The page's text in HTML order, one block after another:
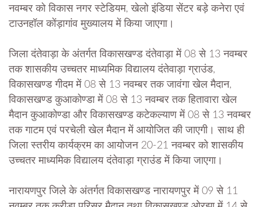
नवम्बर को विकास नगर स्टेडियम, खेलो इंडिया सेंटर बड़े कनेरा एवं
टाउनहॉल कोंड़ागांव मुख्यालय में किया जाएगा।
जिला दंतेवाड़ा के अंतर्गत विकासखण्ड दंतेवाड़ा में 08 से 13 नवम्बर
तक शासकीय उच्चतर माध्यमिक विद्यालय दंतेवाड़ा ग्राउंड,
विकासखण्ड गीदम में 08 से 13 नवम्बर तक जावंगा खेल मैदान,
विकासखण्ड कुआकोण्डा में 08 से 13 नवम्बर तक हितावारा खेल
मैदान कुआकोण्डा और विकासखण्ड कटेकल्याण में 08 से 13 नवम्बर
तक गाटम एवं परचेली खेल मैदान में आयोजित की जाएगी। साथ ही
जिला स्तरीय कार्यक्रम का आयोजन 20-21 नवम्बर को शासकीय
उच्चतर माध्यमिक विद्यालय दंतेवाड़ा ग्राउंड में किया जाएगा।
नारायणपुर जिले के अंतर्गत विकासखण्ड नारायणपुर में 09 से 11